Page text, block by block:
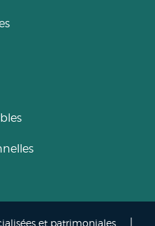
et patrimoniales